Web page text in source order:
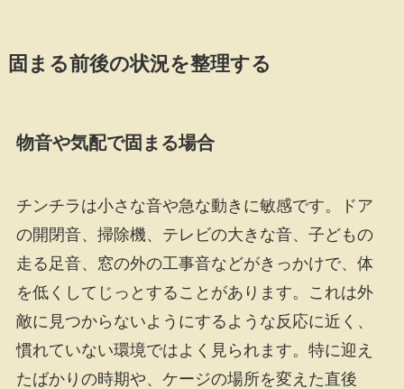
固まる前後の状況を整理する
物音や気配で固まる場合
チンチラは小さな音や急な動きに敏感です。ドア
の開閉音、掃除機、テレビの大きな音、子どもの
走る足音、窓の外の工事音などがきっかけで、体
を低くしてじっとすることがあります。これは外
敵に見つからないようにするような反応に近く、
慣れていない環境ではよく見られます。特に迎え
たばかりの時期や、ケージの場所を変えた直後